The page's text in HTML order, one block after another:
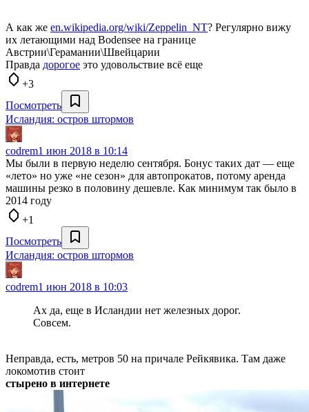
А как же en.wikipedia.org/wiki/Zeppelin_NT? Регулярно вижу
их летающими над Bodensee на границе
Австрии\Герамании\Швейцарии
Правда дорогое это удовольствие всё еще
+3
Посмотреть
Исландия: остров штормов
codrem1 июн 2018 в 10:14
Мы были в первую неделю сентября. Бонус таких дат — еще
«лето» но уже «не сезон» для автопрокатов, потому аренда
машины резко в половину дешевле. Как минимум так было в
2014 году
+1
Посмотреть
Исландия: остров штормов
codrem1 июн 2018 в 10:03
Ах да, еще в Исландии нет железных дорог.
Совсем.
Неправда, есть, метров 50 на причале Рейкявика. Там даже
локомотив стоит
стырено в интернете